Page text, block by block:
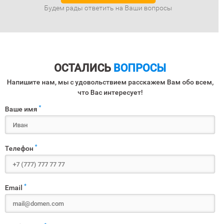
Будем рады ответить на Ваши вопросы
ОСТАЛИСЬ ВОПРОСЫ
Напишите нам, мы с удовольствием расскажем Вам обо всем,
что Вас интересует!
Ваше имя *
Телефон *
Email *